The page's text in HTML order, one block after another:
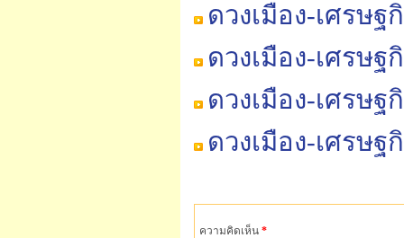
ดวงเมือง-เศรษ
ดวงเมือง-เศรษ
ดวงเมือง-เศรษ
ดวงเมือง-เศรษ
ความคิดเห็น *